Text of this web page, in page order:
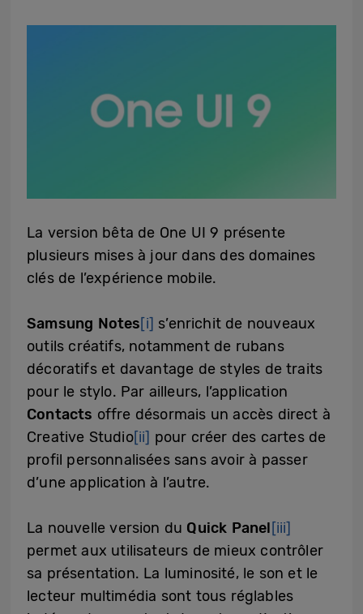
La version bêta de One UI 9 présente
plusieurs mises à jour dans des domaines
clés de l’expérience mobile.
Samsung Notes[i] s’enrichit de nouveaux
outils créatifs, notamment de rubans
décoratifs et davantage de styles de traits
pour le stylo. Par ailleurs, l’application
Contacts offre désormais un accès direct à
Creative Studio[ii] pour créer des cartes de
profil personnalisées sans avoir à passer
d’une application à l’autre.
La nouvelle version du Quick Panel [iii]
permet aux utilisateurs de mieux contrôler
sa présentation. La luminosité, le son et le
lecteur multimédia sont tous réglables